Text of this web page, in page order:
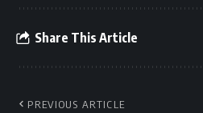
Share This Article
PREVIOUS ARTICLE